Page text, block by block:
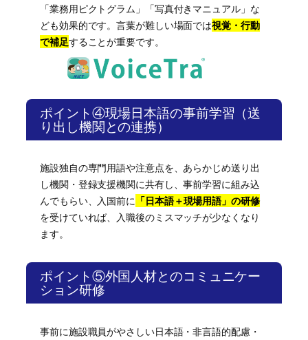
「業務用ピクトグラム」「写真付きマニュアル」な
ども効果的です。言葉が難しい場面では視覚・行動
で補足することが重要です。
ポイント④現場日本語の事前学習（送
り出し機関との連携）
施設独自の専門用語や注意点を、あらかじめ送り出
し機関・登録支援機関に共有し、事前学習に組み込
んでもらい、入国前に 「日本語＋現場用語」の研修
を受けていれば、入職後のミスマッチが少なくなり
ます。
ポイント⑤外国人材とのコミュニケー
ション研修
事前に施設職員がやさしい日本語・非言語的配慮・